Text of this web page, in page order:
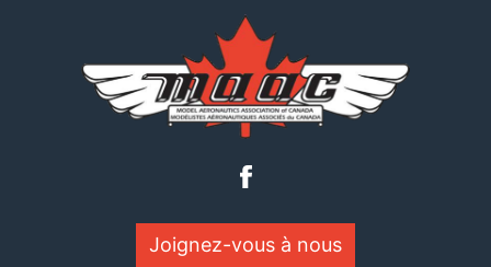
Joignez-vous à nous